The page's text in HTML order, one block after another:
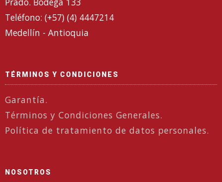
Teléfono: (+57) (4) 4447214
Medellín - Antioquia
TÉRMINOS Y CONDICIONES
Garantía.
Términos y Condiciones Generales.
Política de tratamiento de datos personales.
NOSOTROS